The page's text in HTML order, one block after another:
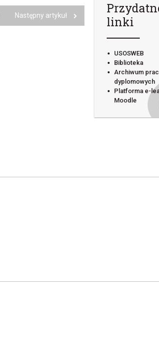
Następny artykuł
linki
USOSWEB
Biblioteka
Archiwum prac
dyplomowych
Platforma e-
Moodle